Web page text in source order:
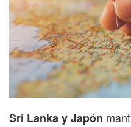
Sri Lanka y Japón